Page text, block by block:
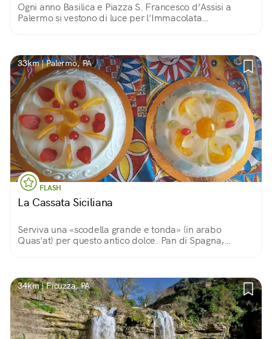
Ogni anno Basilica e Piazza S. Francesco d’Assisi a
Palermo si vestono di luce per l'Immacolata
33km | Palermo, PA
FLASH
La Cassata Siciliana
Serviva una «scodella grande e tonda» (in arabo
Quas'at) per questo antico dolce. Pan di Spagna,
34km | Ficuzza, PA